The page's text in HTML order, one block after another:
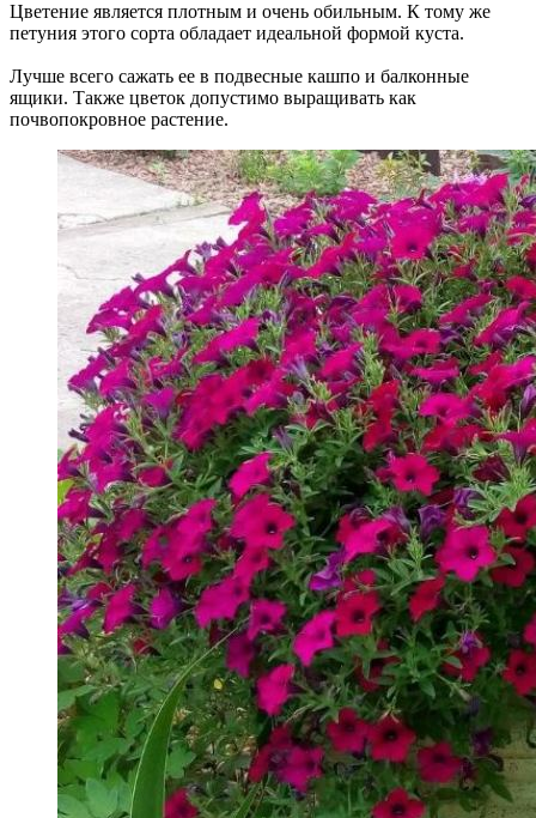
Цветение является плотным и очень обильным. К тому же
петуния этого сорта обладает идеальной формой куста.
Лучше всего сажать ее в подвесные кашпо и балконные
ящики. Также цветок допустимо выращивать как
почвопокровное растение.